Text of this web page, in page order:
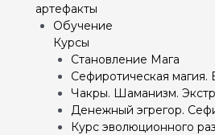
артефакты
Обучение
Курсы
Становление Мага
Сефиротическая
Чакры. Шаманизм.
Денежный эгрегор.
Курс эволюционного